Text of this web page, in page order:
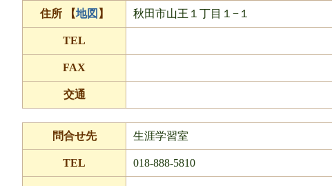
住所 【地図 】 秋田市山王１丁目１−１
TEL
FAX
交通
問合せ先 生涯学習室
TEL 018-888-5810